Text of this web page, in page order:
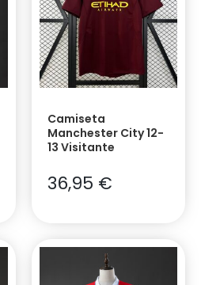
Camiseta
Manchester City 12-
13 Visitante
36,95 €